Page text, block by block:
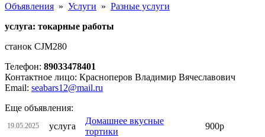
Объявления » Услуги » Разные услуги
услуга: токарные работы
станок CJM280
Телефон: 89033478401
Контактное лицо: Красноперов Владимир Вячеславович
Email: seabars12@mail.ru
Еще объявления:
19.05.2025 услуга
Домашнее вкусные
тортики
900р